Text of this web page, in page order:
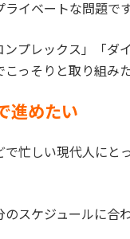
イベートな問題で
ンプレックス」「
こっそりと取り組み
進めたい
忙しい現代人にと
のスケジュールに合